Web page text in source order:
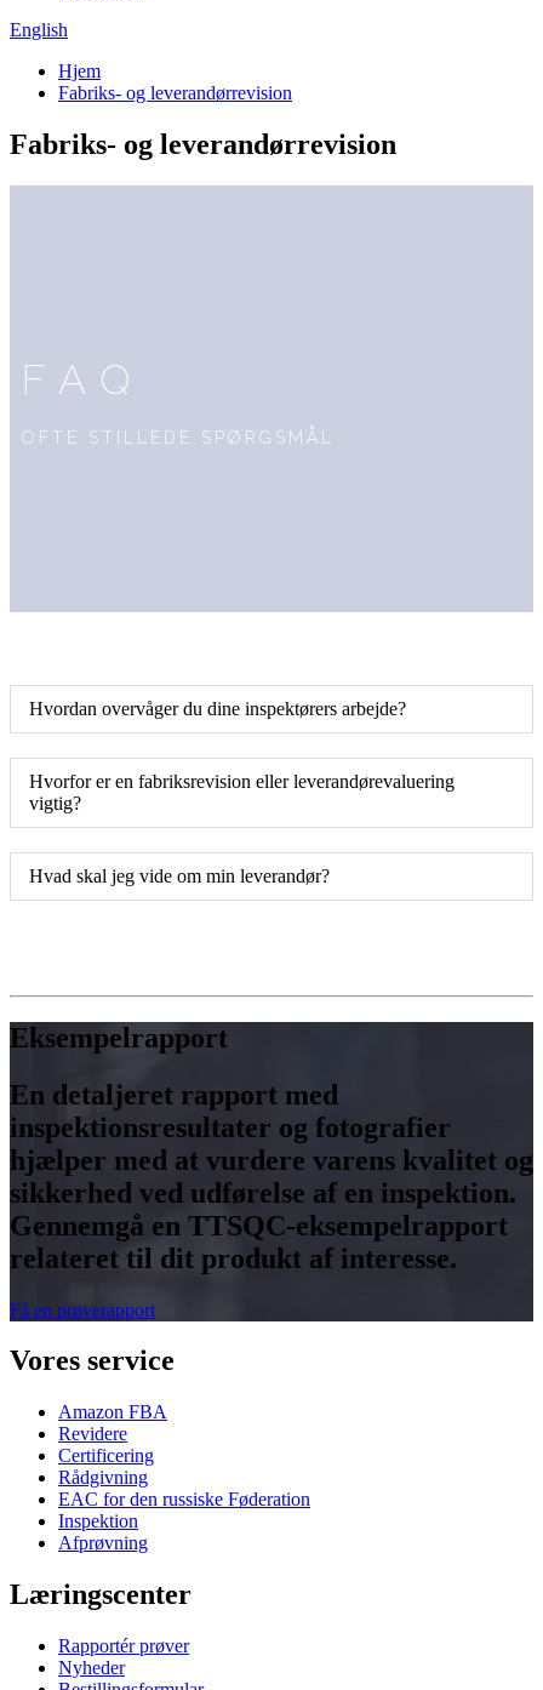
English
Hjem
Fabriks- og leverandørrevision
Fabriks- og leverandørrevision
FAQ
OFTE STILLEDE SPØRGSMÅL
Hvordan overvåger du dine inspektørers arbejde?
Hvorfor er en fabriksrevision eller leverandørevaluering
vigtig?
Hvad skal jeg vide om min leverandør?
Eksempelrapport
En detaljeret rapport med
inspektionsresultater og fotografier
hjælper med at vurdere varens kvalitet og
sikkerhed ved udførelse af en inspektion.
Gennemgå en TTSQC-eksempelrapport
relateret til dit produkt af interesse.
Få en prøverapport
Vores service
Amazon FBA
Revidere
Certificering
Rådgivning
EAC for den russiske Føderation
Inspektion
Afprøvning
Læringscenter
Rapportér prøver
Nyheder